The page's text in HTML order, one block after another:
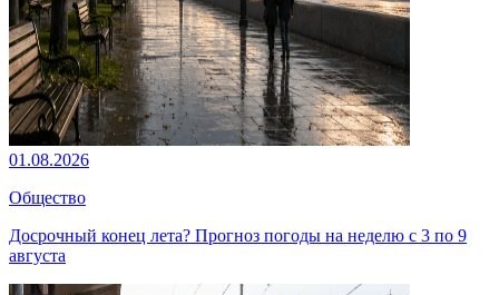
01.08.2026
Общество
Досрочный конец лета? Прогноз погоды на неделю с 3 по 9
августа